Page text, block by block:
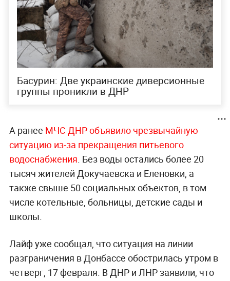
Басурин: Две украинские диверсионные
группы проникли в ДНР
А ранее МЧС ДНР объявило чрезвычайную
ситуацию из-за прекращения питьевого
водоснабжения . Без воды остались более 20
тысяч жителей Докучаевска и Еленовки, а
также свыше 50 социальных объектов, в том
числе котельные, больницы, детские сады и
школы.
Лайф уже сообщал, что ситуация на линии
разграничения в Донбассе обострилась утром в
четверг, 17 февраля. В ДНР и ЛНР заявили, что